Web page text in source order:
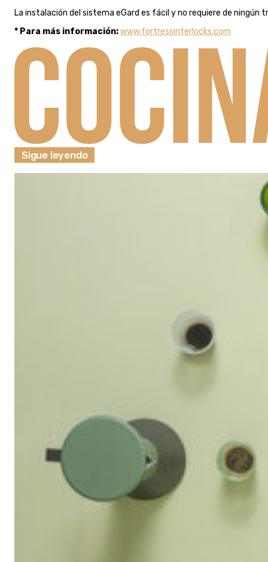
La instalación del sistema eGard es fácil y no requiere de
* Para más información:www.fortressinterlocks.com
Sigue leyendo